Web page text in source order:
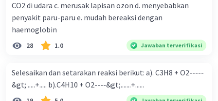
CO2 di udara c. merusak lapisan ozon d. menyebabkan
penyakit paru-paru e. mudah bereaksi dengan
haemoglobin
28 1.0 Jawaban terverifikasi
Selesaikan dan setarakan reaksi berikut: a). C3H8 + O2-----
&gt; .....+..... b).C4H10 + O2----&gt;.......+......